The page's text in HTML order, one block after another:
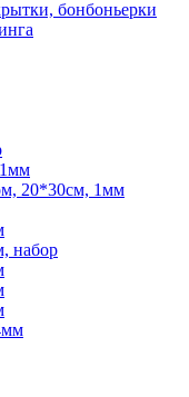
бонбоньерки
20*30см, 1мм
набор